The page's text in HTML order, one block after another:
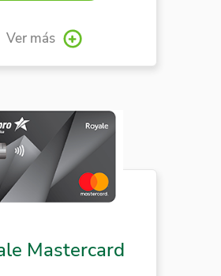
Ver más
Mastercard